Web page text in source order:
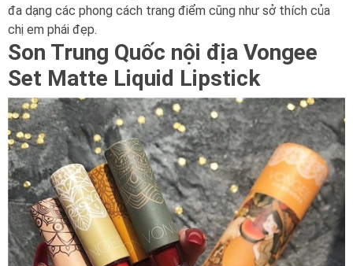
đa dạng các phong cách trang điểm cũng như sở thích của
chị em phái đẹp.
Son Trung Quốc nội địa Vongee
Set Matte Liquid Lipstick